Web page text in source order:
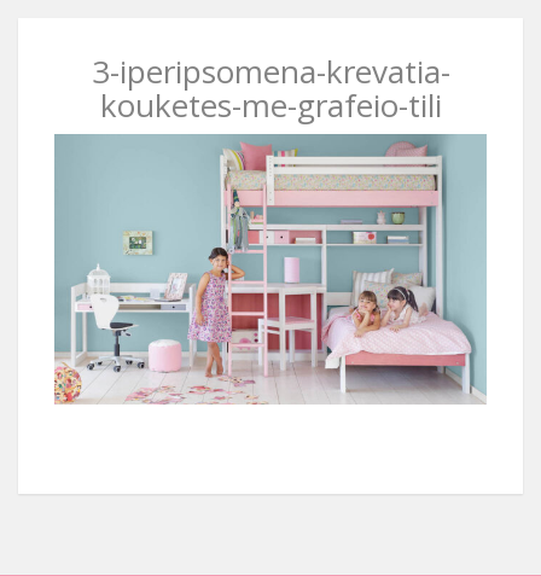
3-iperipsomena-krevatia-
kouketes-me-grafeio-tili